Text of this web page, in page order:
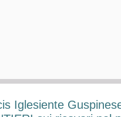
Iglesiente